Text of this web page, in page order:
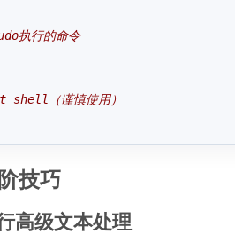
执行的命令
shell（谨慎使用）
技巧
高级文本处理